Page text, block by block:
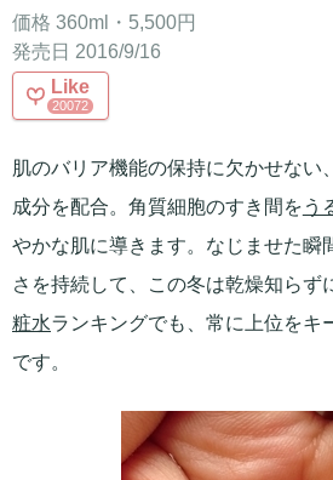
価格 360ml・5,500円
発売日 2016/9/16
Like
20072
肌のバリア機能の保持に欠かせない、
成分を配合。角質細胞のすき間を う
やかな肌に導きます。なじませた瞬
さを持続して、この冬は乾燥知らず
粧水ランキングでも、常に上位をキ
です。